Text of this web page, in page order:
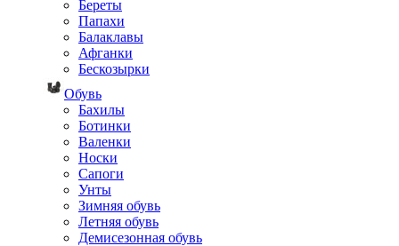
Береты
Папахи
Балаклавы
Афганки
Бескозырки
Обувь
Бахилы
Ботинки
Валенки
Носки
Сапоги
Унты
Зимняя обувь
Летняя обувь
Демисезонная обувь